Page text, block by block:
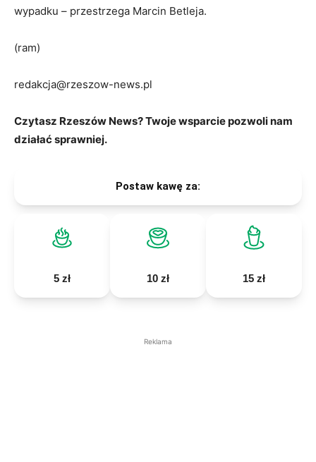
wypadku – przestrzega Marcin Betleja.
(ram)
redakcja@rzeszow-news.pl
Czytasz Rzeszów News? Twoje wsparcie pozwoli nam
działać sprawniej.
Postaw kawę za:
5 zł 10 zł 15 zł
Reklama